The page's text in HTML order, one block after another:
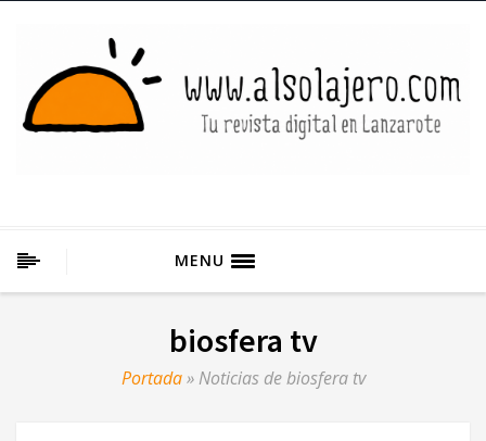
MENU
biosfera tv
Portada» Noticias de biosfera tv